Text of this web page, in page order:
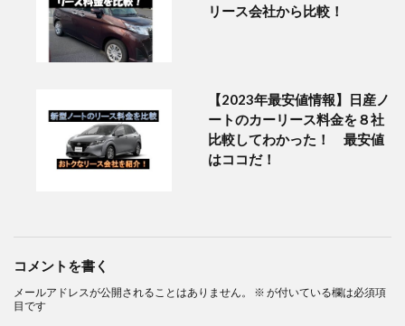
リース会社から比較！
【2023年最安値情報】日産ノ
ートのカーリース料金を８社
比較してわかった！ 最安値
はココだ！
コメントを書く
メールアドレスが公開されることはありません。 ※ が付いている欄は必須項
目です